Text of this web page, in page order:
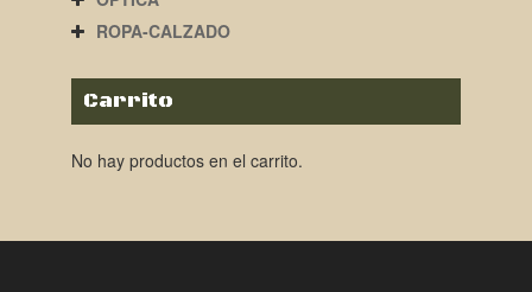
ROPA-CALZADO
Carrito
No hay productos en el carrito.